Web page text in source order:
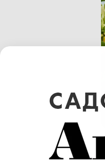
Размер (см)